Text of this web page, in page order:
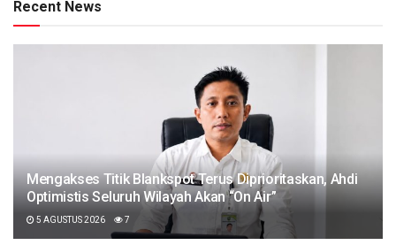
Recent News
Mengakses Titik Blankspot Terus Diprioritaskan, Ahdi
Optimistis Seluruh Wilayah Akan “On Air”
5 AGUSTUS 2026 7